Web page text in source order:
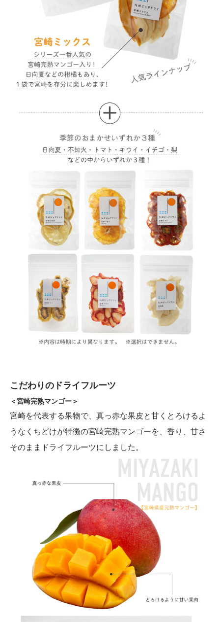
こだわりのドライフルーツ
＜宮崎完熟マンゴー＞
宮崎を代表する果物で、真っ赤な果皮と甘くとろけるよ
うなくちどけが特徴の宮崎完熟マンゴーを、香り、甘さ
そのままドライフルーツにしました。